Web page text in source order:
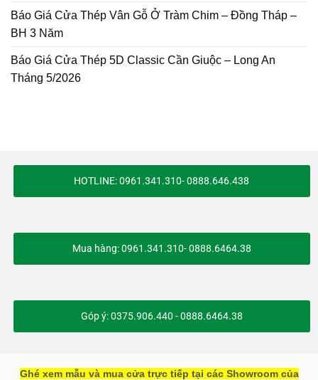
Báo Giá Cửa Thép Vân Gỗ Ở Tràm Chim – Đồng Tháp –
BH 3 Năm
Báo Giá Cửa Thép 5D Classic Cần Giuộc – Long An
Tháng 5/2026
HOTLINE: 0961.341.310- 0888.646.438
Mua hàng: 0961.341.310- 0888.6464.38
Góp ý: 0375.906.440 - 0888.6464.38
Ghé xem mẫu và mua cửa trực tiếp tại các Showroom của